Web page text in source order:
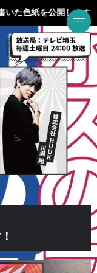
いた色紙を公開します
！